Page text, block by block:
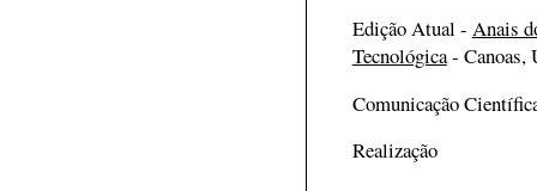
Edição Atual - Anais
Tecnológica- Canoas,
Comunicação
Realização